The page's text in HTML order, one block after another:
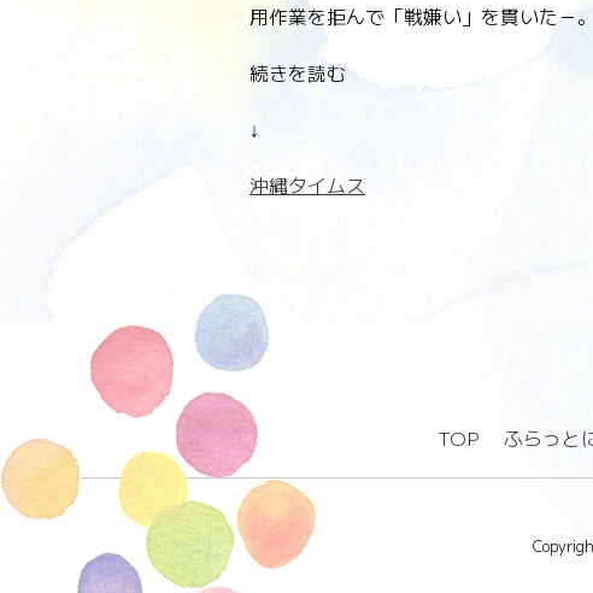
用作業を拒んで「戦嫌い」を貫いた－。
続きを読む
↓
沖縄タイムス
TOP ふらっと